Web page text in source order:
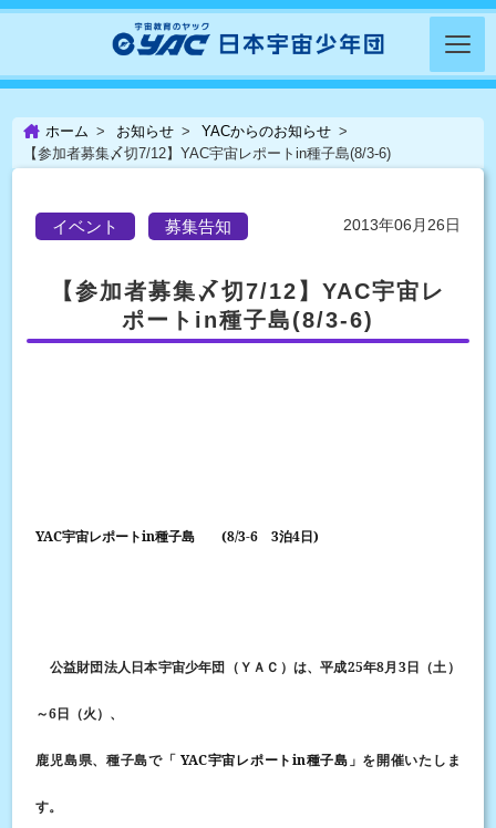
ホーム お知らせ
YACからのお知らせ
【参加者募集〆切7/12】YAC宇宙レポートin種子島(8/3-6)
イベント 募集告知 2013年06月26日
【参加者募集〆切7/12】YAC宇宙レ
ポートin種子島(8/3-6)
YAC宇宙レポートin種子島(8/3-6 3泊4 日)
公益財団法人日本宇宙少年団（ＹＡＣ）は、平成25年8月 3日（土）
～6 日（火）、
鹿児島県、種子島で「 YAC宇宙レポート in種子島 」を開催いたしま
す。